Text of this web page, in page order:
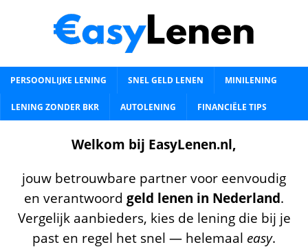
PERSOONLIJKE LENING SNEL GELD LENEN MINILENING
LENING ZONDER BKR AUTOLENING FINANCIËLE TIPS
Welkom bij EasyLenen.nl,
jouw betrouwbare partner voor eenvoudig
en verantwoord geld lenen in Nederland.
Vergelijk aanbieders, kies de lening die bij je
past en regel het snel — helemaal easy.